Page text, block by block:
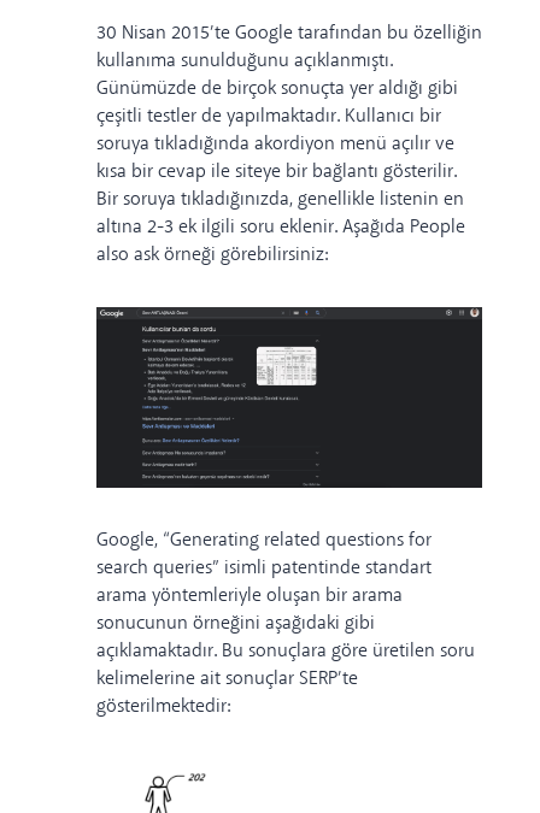
30 Nisan 2015’te Google tarafından bu özelliğin
kullanıma sunulduğunu açıklanmıştı.
Günümüzde de birçok sonuçta yer aldığı gibi
çeşitli testler de yapılmaktadır. Kullanıcı bir
soruya tıkladığında akordiyon menü açılır ve
kısa bir cevap ile siteye bir bağlantı gösterilir.
Bir soruya tıkladığınızda, genellikle listenin en
altına 2-3 ek ilgili soru eklenir. Aşağıda People
also ask örneği görebilirsiniz:
Google, “Generating related questions for
search queries” isimli patentinde standart
arama yöntemleriyle oluşan bir arama
sonucunun örneğini aşağıdaki gibi
açıklamaktadır. Bu sonuçlara göre üretilen soru
kelimelerine ait sonuçlar SERP’te
gösterilmektedir: